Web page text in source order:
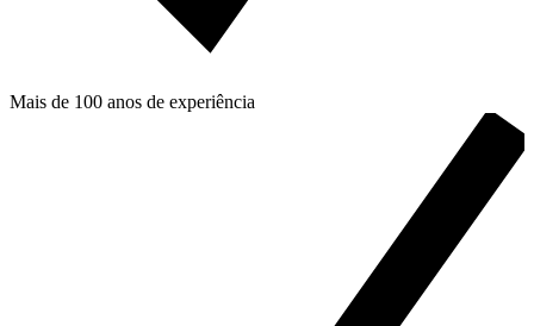
Mais de 100 anos de experiência